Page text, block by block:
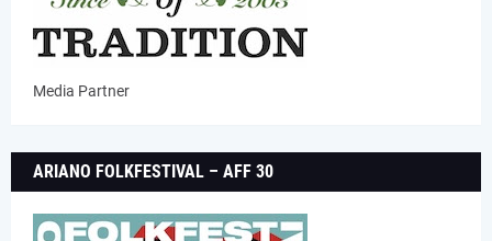
Media Partner
ARIANO FOLKFESTIVAL – AFF 30